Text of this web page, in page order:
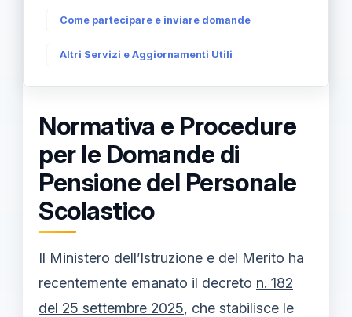
Come partecipare e inviare domande
Altri Servizi e Aggiornamenti Utili
Normativa e Procedure
per le Domande di
Pensione del Personale
Scolastico
Il Ministero dell’Istruzione e del Merito ha
recentemente emanato il decreto n. 182
del 25 settembre 2025, che stabilisce le